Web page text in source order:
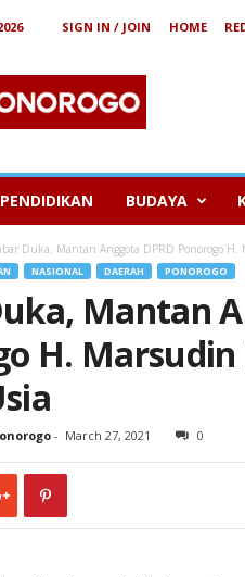
SIGN IN / JOIN HOME
PENDIDIKAN BUDAYA
Duka, Mantan Anggota DPRD Ponorogo
NASIONAL DAERAH PONOROGO
Mantan
H.
- March 27, 2021 0